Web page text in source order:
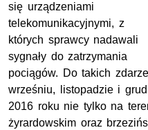
się urządzeniami
telekomunikacyjnymi, z
których sprawcy nadawali
sygnały do zatrzymania
pociągów. Do takich
wrześniu, listopadzie i
2016 roku nie tylko na
żyrardowskim oraz